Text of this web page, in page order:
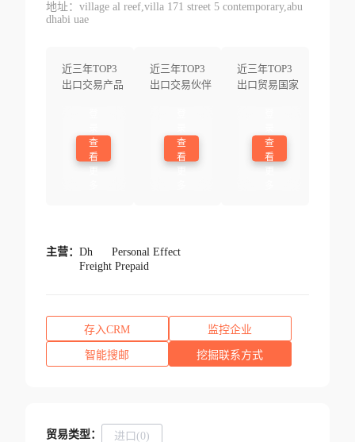
地址：village al reef,villa 171 street 5 contemporary,abu
dhabi uae
近三年TOP3
出口交易产品
查
看
近三年TOP3
出口交易伙伴
查
看
近三年TOP3
出口贸易国家
查
看
主营： Dh
Personal Effect
Freight Prepaid
存入CRM 监控企业
智能搜邮 挖掘联系方式
贸易类型： 进口(0)